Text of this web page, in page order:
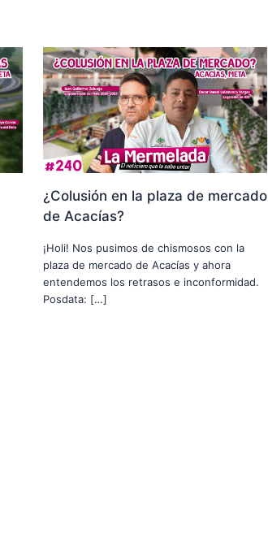
¿Colusión en la plaza de mercado
de Acacías?
¡Holi! Nos pusimos de chismosos con la
plaza de mercado de Acacías y ahora
entendemos los retrasos e inconformidad.
Posdata: […]